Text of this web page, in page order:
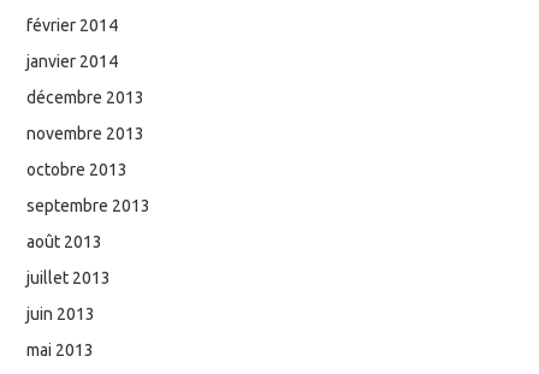
février 2014
janvier 2014
décembre 2013
novembre 2013
octobre 2013
septembre 2013
août 2013
juillet 2013
juin 2013
mai 2013